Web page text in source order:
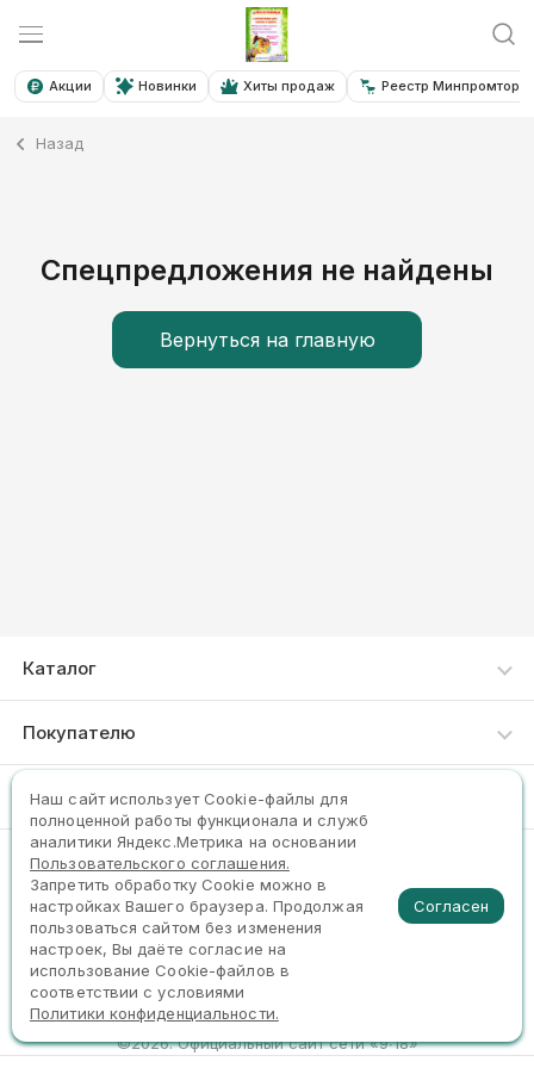
Акции Новинки Хиты продаж Реестр Минпромторга
Назад
Спецпредложения не найдены
Вернуться на главную
Каталог
Акции
Новинки
Хиты продаж
Реестр Минпромторга
Честный ЗНАК
Покупателю
Доставка и оплата
Пункты выдачи
Компания
О нас
Контакты
+7 913-901-27-38
Задать вопрос
©2026. Официальный сайт сети «9∙18»
Наш сайт использует Сookie-файлы для
полноценной работы функционала и служб
аналитики Яндекс.Метрика на основании
Пользовательского соглашения.
Запретить обработку Cookie можно в
настройках Вашего браузера. Продолжая
пользоваться сайтом без изменения
настроек, Вы даёте согласие на
использование Cookie-файлов в
соответствии с условиями
Политики конфиденциальности.
Согласен